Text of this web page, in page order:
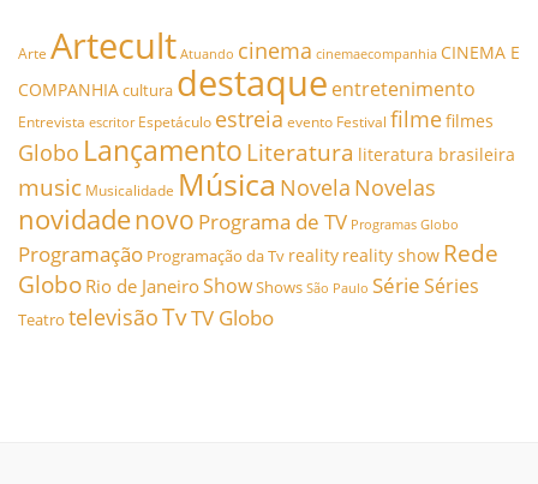
Arte Artecult Atuando cinema cinemaecompanhia CINEMA E
COMPANHIAcultura destaque entretenimento
Entrevista escritor Espetáculo estreia evento Festival filmefilmes
Globo Lançamento Literatura literatura brasileira
music Musicalidade Música Novela Novelas
novidadenovo Programa de TV Programas Globo
Programação Programação da Tv reality reality show Rede
Globo Rio de JaneiroShowShows São Paulo SérieSéries
Teatro televisãoTvTV Globo